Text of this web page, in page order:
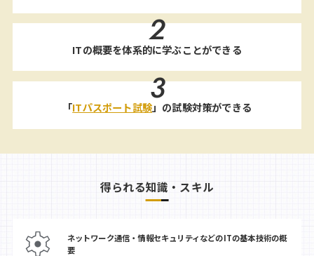
2
ITの概要を体系的に学ぶことができる
3
「ITパスポート試験」の試験対策ができる
得られる知識・スキル
ネットワーク通信・情報セキュリティなどのITの基本技術の概
要